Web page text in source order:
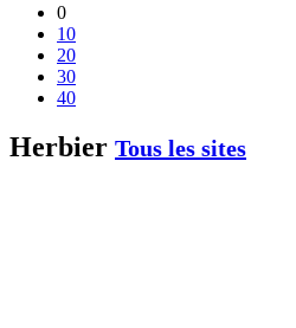
0
10
20
30
40
Herbier Tous les sites